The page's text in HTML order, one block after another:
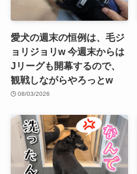
愛犬の週末の恒例は、毛ジ
ョリジョリw 今週末からは
Jリーグも開幕するので、
観戦しながらやろっとw
08/03/2026